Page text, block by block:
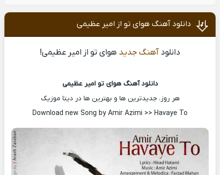
دانلود آهنگ هوای تو از امیر عظیمی
دانلودآهنگ جدید هوای تو از امیر عظیمی!
دانلود آهنگ هوای تو امیر عظیمی
هر روز، جدیدترین ها و بهترین ها در دیتا موزیک
Download new Song by Amir Azimi >> Havaye To